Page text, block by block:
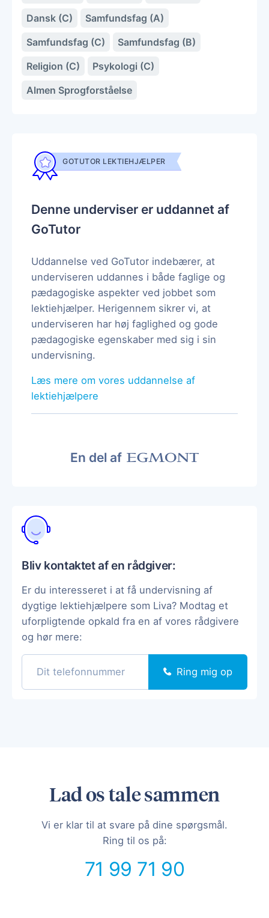
Dansk (C)
Samfundsfag (A)
Samfundsfag (C)
Samfundsfag (B)
Religion (C)
Psykologi (C)
Almen Sprogforståelse
GOTUTOR LEKTIEHJÆLPER
Denne underviser er uddannet af
GoTutor
Uddannelse ved GoTutor indebærer, at
underviseren uddannes i både faglige og
pædagogiske aspekter ved jobbet som
lektiehjælper. Herigennem sikrer vi, at
underviseren har høj faglighed og gode
pædagogiske egenskaber med sig i sin
undervisning.
Læs mere om vores uddannelse af
lektiehjælpere
En del af
Bliv kontaktet af en rådgiver:
Er du interesseret i at få undervisning af
dygtige lektiehjælpere som Liva? Modtag et
uforpligtende opkald fra en af vores rådgivere
og hør mere:
Ring mig op
Lad os tale sammen
Vi er klar til at svare på dine spørgsmål.
Ring til os på:
71 99 71 90